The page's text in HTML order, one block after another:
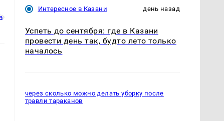
Интересное в Казани день назад
Успеть до сентября: где в Казани
провести день так, будто лето только
началось
через сколько можно делать уборку после
травли тараканов